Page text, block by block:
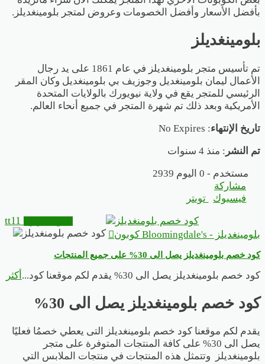
بأفضل الأسعار وأفضل الخصومات وعروض لمتجر بلومينغديلز.
بلومينغديلز
تم تأسيس متجر بلومينغديلز في عام 1861 على يد رجال
الأعمال ليمان بلومينغديل وجوزيف بي بلومينغديل وكان المقر
الرئيسي للمتجر يقع في ولاية نيويورك بالولايات المتحدة
الأمريكية وبعد ذلك تم شهرة المتجر في جميع أنحاء العالم.
تاريخ الإنتهاء: No Expires
تم النشر : منذ 4 سنوات
2939 مستخدم - 0 اليوم
مشاركة
فيسبوك
تويتر
بلومينغديلز - Bloomingdale's كوبون
كود خصم بلومينغديلز يصل الى 30% على جميع المنتجات
كود خصم بلومينغديلز يصل الى 30% يقدم لكم موقعنا كود ... أكثر
كود خصم بلومينغديلز يصل الى 30%
يقدم لكم موقعنا كود خصم بلومينغديلز التى يعطي خصمُا فعليًا
يصل الى 30% على كافة المنتجات المتوفرة على متجر
بلومينغديلز وتتمثل هذه المنتجات في منتجات الملابس التي
tt11